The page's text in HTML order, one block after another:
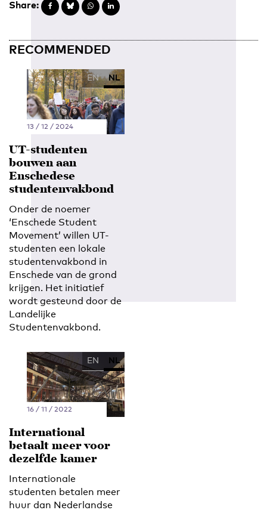
Share:
RECOMMENDED
EN NL
13 / 12 / 2024
UT-studenten
bouwen aan
Enschedese
studentenvakbond
Onder de noemer
‘Enschede Student
Movement’ willen UT-
studenten een lokale
studentenvakbond in
Enschede van de grond
krijgen. Het initiatief
wordt gesteund door de
Landelijke
Studentenvakbond.
EN NL
16 / 11 / 2022
International
betaalt meer voor
dezelfde kamer
Internationale
studenten betalen meer
huur dan Nederlandse